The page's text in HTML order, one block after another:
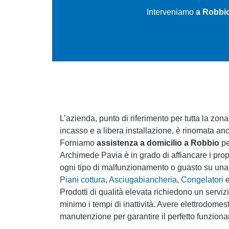
Interveniamo a
L’azienda, punto di riferimento per tutta la
incasso e a libera installazione, è rinomata
Forniamo assistenza a domicilio a Robbio
Archimede Pavia è in grado di affiancare i
ogni tipo di malfunzionamento o guasto su
Piani cottura, Asciugabiancheria, Congelatori
Prodotti di qualità elevata richiedono un
minimo i tempi di inattività. Avere
manutenzione per garantire il perfetto